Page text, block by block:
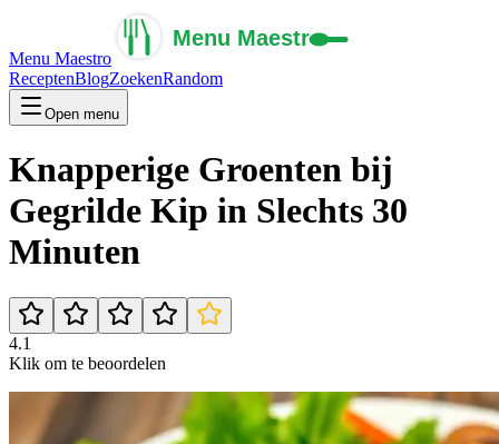
Menu Maestro
ReceptenBlogZoekenRandom
Open menu
Knapperige Groenten bij
Gegrilde Kip in Slechts 30
Minuten
4.1
Klik om te beoordelen